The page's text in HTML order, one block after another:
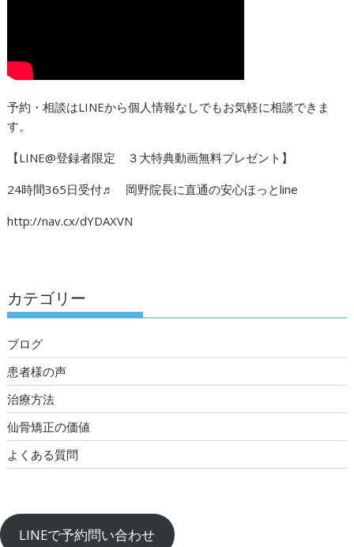
予約・相談はLINEから個人情報なしでもお気軽に相談できま
す。
【LINE@登録者限定 ３大特典動画無料プレゼント】
24時間365日受付♬ 岡野院長に直通の安心ほっとline
http://nav.cx/dYDAXVN
カテゴリー
ブログ
患者様の声
治療方法
仙骨矯正の価値
よくある質問
LINEで予約問い合わせ